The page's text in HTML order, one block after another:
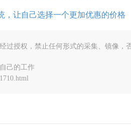
，让自己选择一个更加优惠的价格
过授权，禁止任何形式的采集、镜像，
己的工作